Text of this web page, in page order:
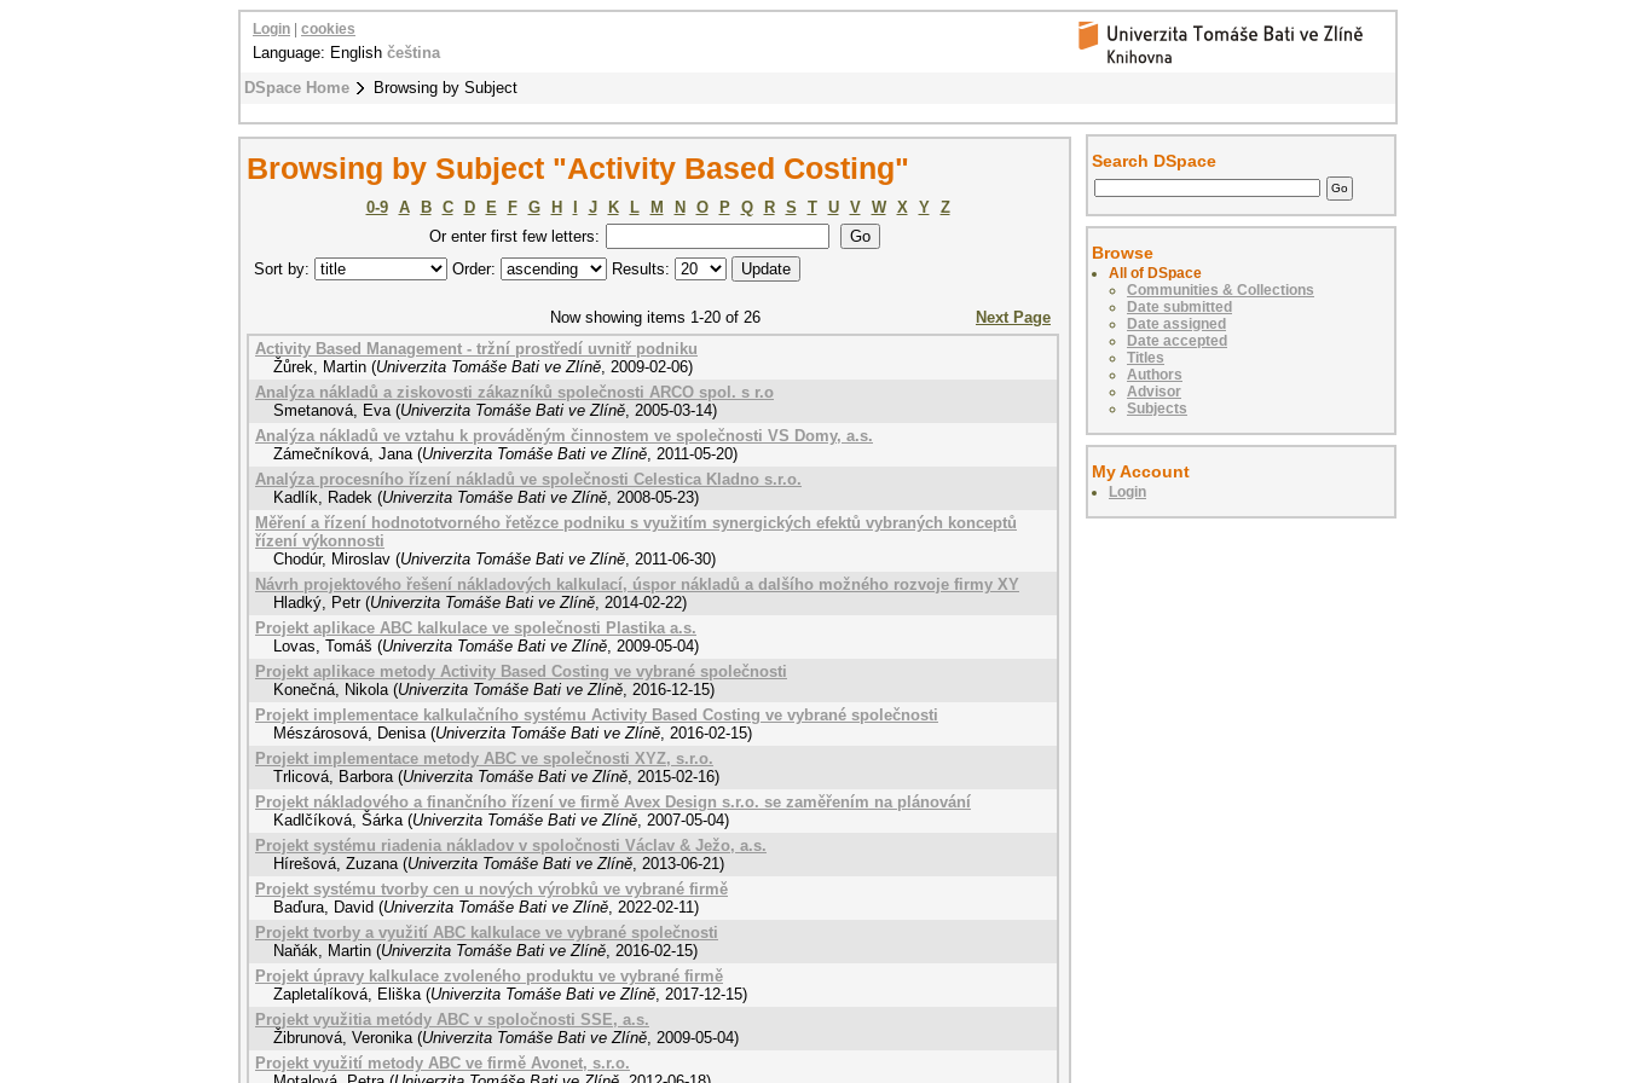
DSpace Home Browsing by Subject
Login cookies
Language: English čeština
Browsing by Subject "Activity Based Costing"
0-9 A B C D E F G H J K L M N O P Q R S T U V W X Y
Z
Or enter first few letters:
Sort by:
Order: Results:
Now showing items 1-20 of 26
Next Page
Activity Based Management - tržní prostředí uvnitř podniku
Žůrek, Martin (Univerzita Tomáše Bati ve Zlíně, 2009-02-06)
Analýza nákladů a ziskovosti zákazníků společnosti ARCO spol. s r.o
Smetanová, Eva (Univerzita Tomáše Bati ve Zlíně, 2005-03-14)
Analýza nákladů ve vztahu k prováděným činnostem ve společnosti VS Domy, a.s.
Zámečníková, Jana (Univerzita Tomáše Bati ve Zlíně, 2011-05-20)
Analýza procesního řízení nákladů ve společnosti Celestica Kladno s.r.o.
Kadlík, Radek (Univerzita Tomáše Bati ve Zlíně, 2008-05-23)
Měření a řízení hodnototvorného řetězce podniku s využitím synergických efektů vybraných konceptů
řízení výkonnosti
Chodúr, Miroslav (Univerzita Tomáše Bati ve Zlíně, 2011-06-30)
Návrh projektového řešení nákladových kalkulací, úspor nákladů a dalšího možného rozvoje firmy XY
Hladký, Petr (Univerzita Tomáše Bati ve Zlíně, 2014-02-22)
Projekt aplikace ABC kalkulace ve společnosti Plastika a.s.
Lovas, Tomáš (Univerzita Tomáše Bati ve Zlíně, 2009-05-04)
Projekt aplikace metody Activity Based Costing ve vybrané společnosti
Konečná, Nikola (Univerzita Tomáše Bati ve Zlíně, 2016-12-15)
Projekt implementace kalkulačního systému Activity Based Costing ve vybrané společnosti
Mészárosová, Denisa (Univerzita Tomáše Bati ve Zlíně, 2016-02-15)
Projekt implementace metody ABC ve společnosti XYZ, s.r.o.
Trlicová, Barbora (Univerzita Tomáše Bati ve Zlíně, 2015-02-16)
Projekt nákladového a finančního řízení ve firmě Avex Design s.r.o. se zaměřením na plánování
Kadlčíková, Šárka (Univerzita Tomáše Bati ve Zlíně, 2007-05-04)
Projekt systému riadenia nákladov v spoločnosti Václav & Ježo, a.s.
Hírešová, Zuzana (Univerzita Tomáše Bati ve Zlíně, 2013-06-21)
Projekt systému tvorby cen u nových výrobků ve vybrané firmě
Baďura, David (Univerzita Tomáše Bati ve Zlíně, 2022-02-11)
Projekt tvorby a využití ABC kalkulace ve vybrané společnosti
Naňák, Martin (Univerzita Tomáše Bati ve Zlíně, 2016-02-15)
Projekt úpravy kalkulace zvoleného produktu ve vybrané firmě
Zapletalíková, Eliška (Univerzita Tomáše Bati ve Zlíně, 2017-12-15)
Projekt využitia metódy ABC v spoločnosti SSE, a.s.
Žibrunová, Veronika (Univerzita Tomáše Bati ve Zlíně, 2009-05-04)
Projekt využití metody ABC ve firmě Avonet, s.r.o.
Search DSpace
Browse
All of DSpace
Communities & Collections
Date submitted
Date assigned
Date accepted
Titles
Authors
Advisor
Subjects
My Account
Login